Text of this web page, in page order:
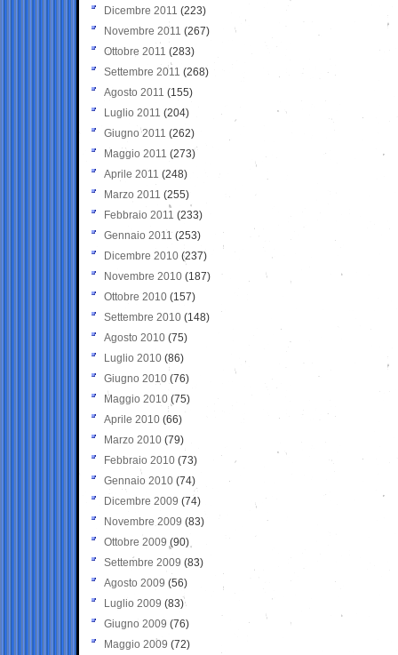
Dicembre 2011 (223)
Novembre 2011 (267)
Ottobre 2011 (283)
Settembre 2011 (268)
Agosto 2011 (155)
Luglio 2011 (204)
Giugno 2011 (262)
Maggio 2011 (273)
Aprile 2011 (248)
Marzo 2011 (255)
Febbraio 2011 (233)
Gennaio 2011 (253)
Dicembre 2010 (237)
Novembre 2010 (187)
Ottobre 2010 (157)
Settembre 2010 (148)
Agosto 2010 (75)
Luglio 2010 (86)
Giugno 2010 (76)
Maggio 2010 (75)
Aprile 2010 (66)
Marzo 2010 (79)
Febbraio 2010 (73)
Gennaio 2010 (74)
Dicembre 2009 (74)
Novembre 2009 (83)
Ottobre 2009 (90)
Settembre 2009 (83)
Agosto 2009 (56)
Luglio 2009 (83)
Giugno 2009 (76)
Maggio 2009 (72)